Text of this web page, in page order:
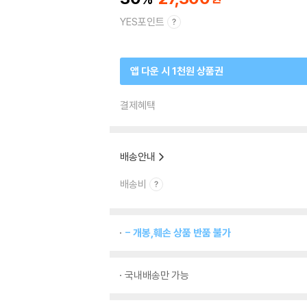
YES포인트
앱 다운 시 1천원 상품권
결제혜택
배송안내
배송비
- 개봉,훼손 상품 반품 불가
국내배송만 가능